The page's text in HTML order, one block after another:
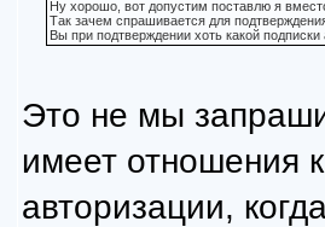
Ну хорошо, вот допустим поставлю я
Так зачем спрашивается для
Вы при подтверждении хоть какой подписки
Это не мы
имеет отношения
авторизации,